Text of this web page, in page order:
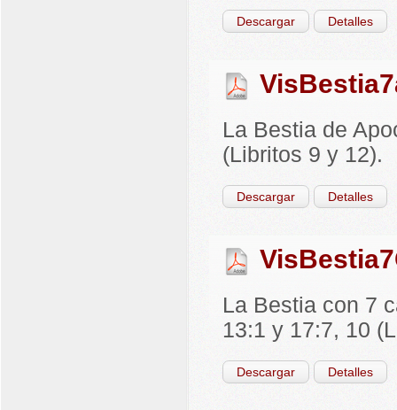
Descargar Detalles
La Bestia de
(Libritos 9 y 12).
Descargar Detalles
La Bestia con 7
13:1 y 17:7, 10
Descargar Detalles